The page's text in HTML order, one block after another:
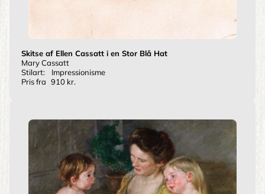
Skitse af Ellen Cassatt i en Stor Blå Hat
Mary Cassatt
Stilart:
Impressionisme
Pris fra 910 kr.